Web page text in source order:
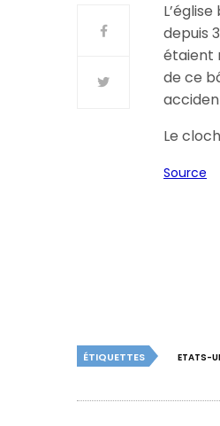
depuis
étaient
de ce
Le
Source
ÉTIQUETTES ETATS-